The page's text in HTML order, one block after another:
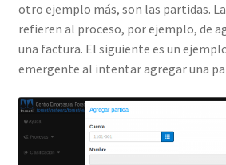
otro ejemplo más, son las partidas.
refieren al proceso, por ejemplo, de
una factura. El siguiente es un
emergente al intentar agregar una